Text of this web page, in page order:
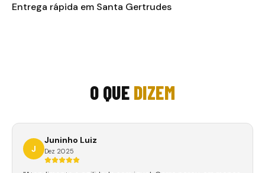
Entrega rápida em Santa Gertrudes
O QUE DIZEM
J
Juninho Luiz
Dez 2025